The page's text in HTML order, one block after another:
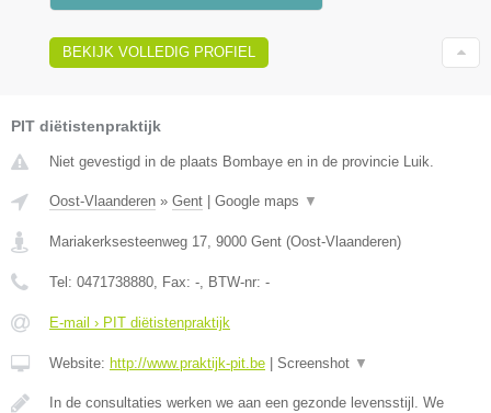
BEKIJK VOLLEDIG PROFIEL
PIT diëtistenpraktijk
Niet gevestigd in de plaats Bombaye en in de provincie Luik.
Oost-Vlaanderen » Gent Google maps ▼
Mariakerksesteenweg 17, 9000 Gent (Oost-Vlaanderen)
Tel: 0471738880, Fax: -, BTW-nr: -
E-mail › PIT diëtistenpraktijk
Website: http://www.praktijk-pit.be Screenshot ▼
In de consultaties werken we aan een gezonde levensstijl. We